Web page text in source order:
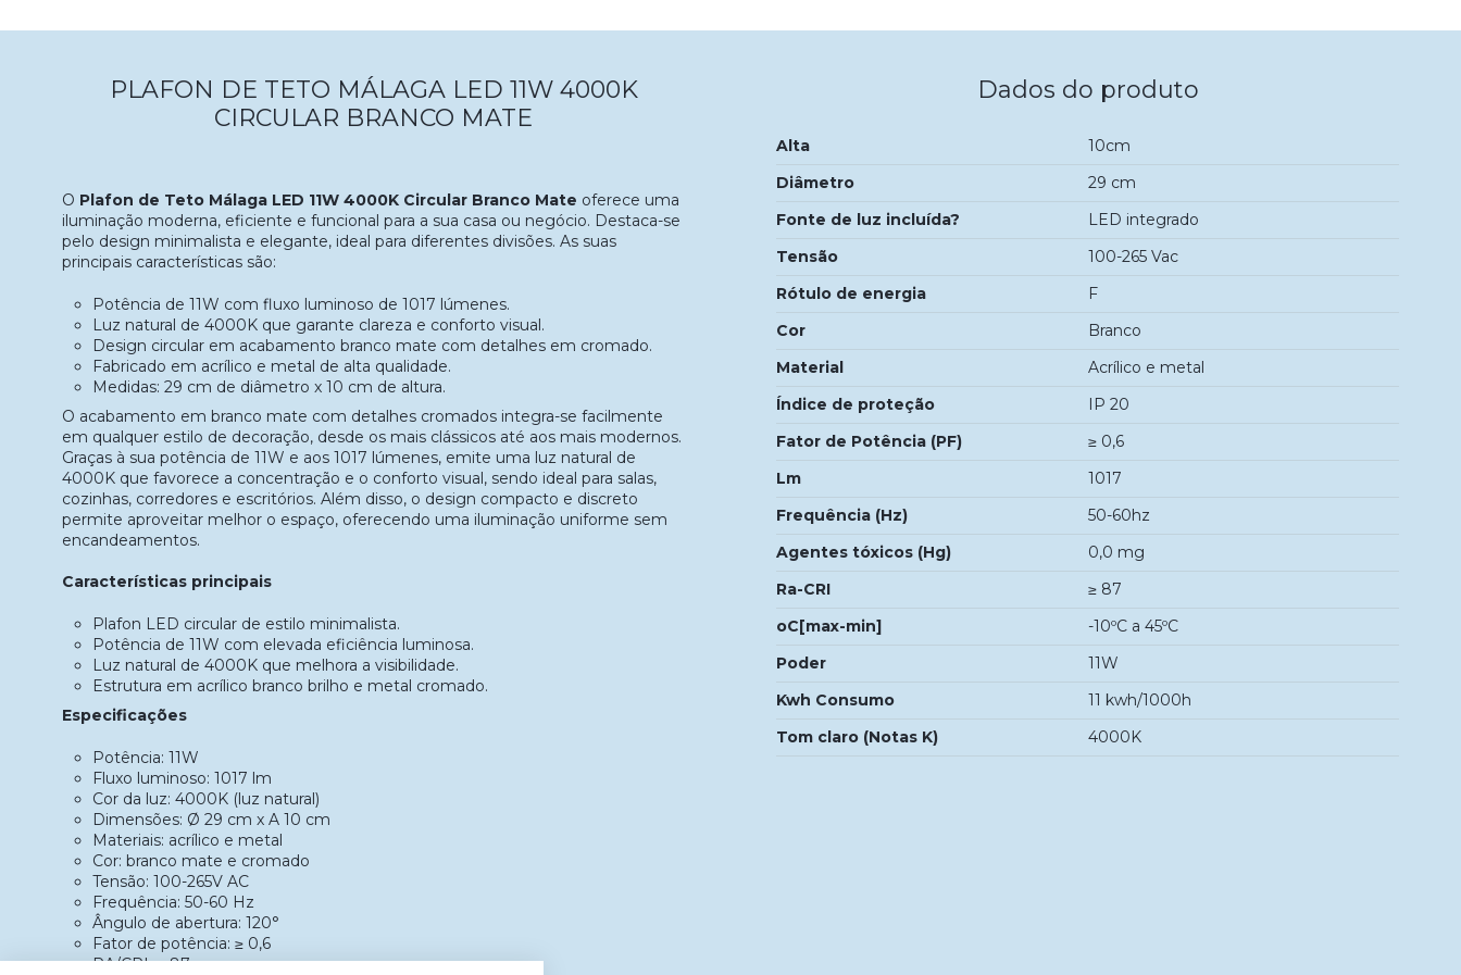
PLAFON DE TETO MÁLAGA LED 11W 4000K
CIRCULAR BRANCO MATE
O Plafon de Teto Málaga LED 11W 4000K Circular Branco Mate oferece uma
iluminação moderna, eficiente e funcional para a sua casa ou negócio. Destaca-se
pelo design minimalista e elegante, ideal para diferentes divisões. As suas
principais características são:
Potência de 11W com fluxo luminoso de 1017 lúmenes.
Luz natural de 4000K que garante clareza e conforto visual.
Design circular em acabamento branco mate com detalhes em cromado.
Fabricado em acrílico e metal de alta qualidade.
Medidas: 29 cm de diâmetro x 10 cm de altura.
O acabamento em branco mate com detalhes cromados integra-se facilmente
em qualquer estilo de decoração, desde os mais clássicos até aos mais modernos.
Graças à sua potência de 11W e aos 1017 lúmenes, emite uma luz natural de
4000K que favorece a concentração e o conforto visual, sendo ideal para salas,
cozinhas, corredores e escritórios. Além disso, o design compacto e discreto
permite aproveitar melhor o espaço, oferecendo uma iluminação uniforme sem
encandeamentos.
Características principais
Plafon LED circular de estilo minimalista.
Potência de 11W com elevada eficiência luminosa.
Luz natural de 4000K que melhora a visibilidade.
Estrutura em acrílico branco brilho e metal cromado.
Especificações
Potência: 11W
Fluxo luminoso: 1017 lm
Cor da luz: 4000K (luz natural)
Dimensões: Ø 29 cm x A 10 cm
Materiais: acrílico e metal
Cor: branco mate e cromado
Tensão: 100-265V AC
Frequência: 50-60 Hz
Ângulo de abertura: 120°
Fator de potência: ≥ 0,6
RA/CRI: ≥ 87
Dados do produto
Alta
10cm
Diâmetro
29 cm
Fonte de luz incluída?
LED integrado
Tensão
100-265 Vac
Rótulo de energia
F
Cor
Branco
Material
Acrílico e metal
Índice de proteção
IP 20
Fator de Potência (PF)
≥ 0,6
Lm
1017
Frequência (Hz)
50-60hz
Agentes tóxicos (Hg)
0,0 mg
Ra-CRI
≥ 87
oC[max-min]
-10ºC a 45ºC
Poder
11W
Kwh Consumo
11 kwh/1000h
Tom claro (Notas K)
4000K